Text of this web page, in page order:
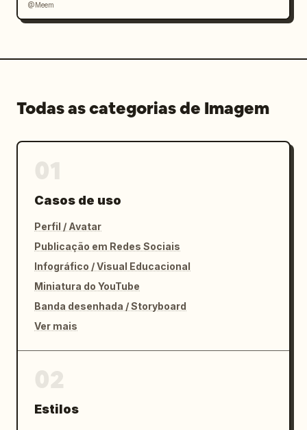
@Meem
Todas as categorias de Imagem
Casos de uso
Perfil / Avatar
Publicação em Redes Sociais
Infográfico / Visual Educacional
Miniatura do YouTube
Banda desenhada / Storyboard
Ver mais
Estilos